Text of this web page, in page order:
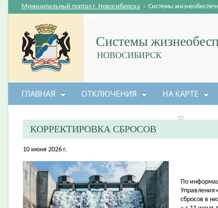
Системы
НОВОСИБИРСК
Муниципальный портал г. Новосибирска › Системы
ГЛАВНАЯ ОТКЛЮЧЕНИЯ НА КАРТЕ
КОРРЕКТИРОВКА СБРОСОВ
10 июня 2026 г.
По
сбросов в